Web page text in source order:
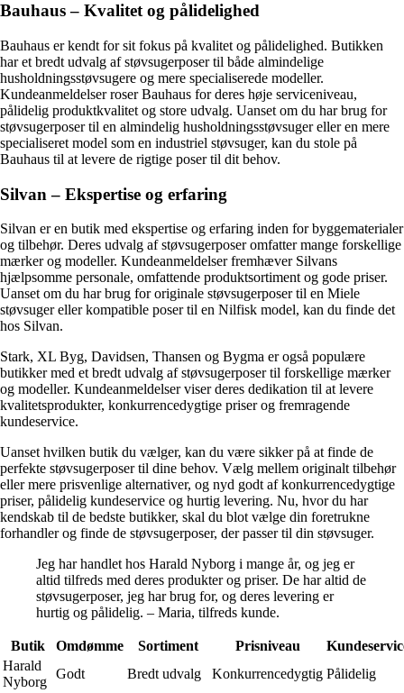
Bauhaus – Kvalitet og pålidelighed
Bauhaus er kendt for sit fokus på kvalitet og pålidelighed. Butikken
har et bredt udvalg af støvsugerposer til både almindelige
husholdningsstøvsugere og mere specialiserede modeller.
Kundeanmeldelser roser Bauhaus for deres høje serviceniveau,
pålidelig produktkvalitet og store udvalg. Uanset om du har brug for
støvsugerposer til en almindelig husholdningsstøvsuger eller en mere
specialiseret model som en industriel støvsuger, kan du stole på
Bauhaus til at levere de rigtige poser til dit behov.
Silvan – Ekspertise og erfaring
Silvan er en butik med ekspertise og erfaring inden for byggematerialer
og tilbehør. Deres udvalg af støvsugerposer omfatter mange forskellige
mærker og modeller. Kundeanmeldelser fremhæver Silvans
hjælpsomme personale, omfattende produktsortiment og gode priser.
Uanset om du har brug for originale støvsugerposer til en Miele
støvsuger eller kompatible poser til en Nilfisk model, kan du finde det
hos Silvan.
Stark, XL Byg, Davidsen, Thansen og Bygma er også populære
butikker med et bredt udvalg af støvsugerposer til forskellige mærker
og modeller. Kundeanmeldelser viser deres dedikation til at levere
kvalitetsprodukter, konkurrencedygtige priser og fremragende
kundeservice.
Uanset hvilken butik du vælger, kan du være sikker på at finde de
perfekte støvsugerposer til dine behov. Vælg mellem originalt tilbehør
eller mere prisvenlige alternativer, og nyd godt af konkurrencedygtige
priser, pålidelig kundeservice og hurtig levering. Nu, hvor du har
kendskab til de bedste butikker, skal du blot vælge din foretrukne
forhandler og finde de støvsugerposer, der passer til din støvsuger.
Jeg har handlet hos Harald Nyborg i mange år, og jeg er
altid tilfreds med deres produkter og priser. De har altid de
støvsugerposer, jeg har brug for, og deres levering er
hurtig og pålidelig. – Maria, tilfreds kunde.
Butik Omdømme Sortiment Prisniveau
Harald
Nyborg
Godt Bredt udvalg Konkurrencedygtig Pålidelig